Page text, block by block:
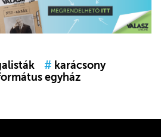
# karácsony
egyház